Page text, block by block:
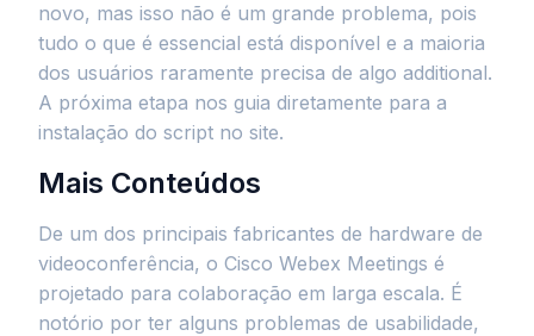
novo, mas isso não é um grande problema, pois
tudo o que é essencial está disponível e a maioria
dos usuários raramente precisa de algo additional.
A próxima etapa nos guia diretamente para a
instalação do script no site.
Mais Conteúdos
De um dos principais fabricantes de hardware de
videoconferência, o Cisco Webex Meetings é
projetado para colaboração em larga escala. É
notório por ter alguns problemas de usabilidade,